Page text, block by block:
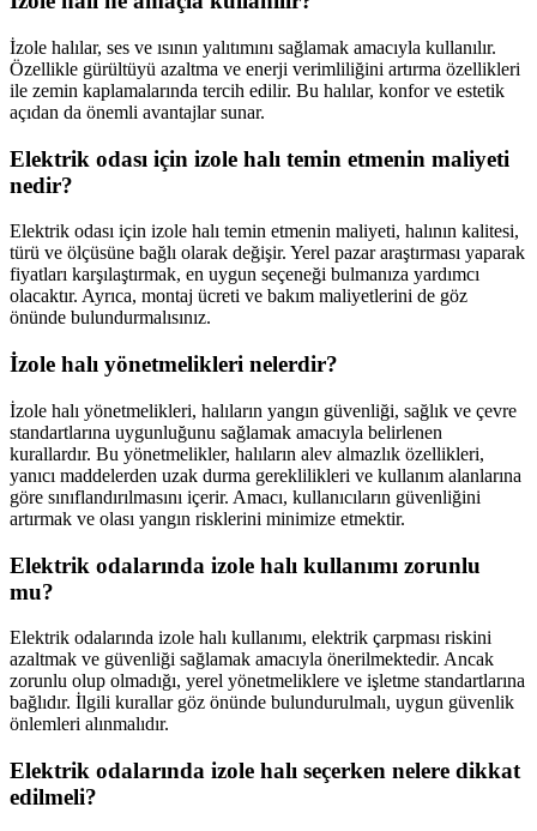
İzole halılar, ses ve ısının yalıtımını sağlamak amacıyla kullanılır.
Özellikle gürültüyü azaltma ve enerji verimliliğini artırma özellikleri
ile zemin kaplamalarında tercih edilir. Bu halılar, konfor ve estetik
açıdan da önemli avantajlar sunar.
Elektrik odası için izole halı temin etmenin maliyeti
nedir?
Elektrik odası için izole halı temin etmenin maliyeti, halının kalitesi,
türü ve ölçüsüne bağlı olarak değişir. Yerel pazar araştırması yaparak
fiyatları karşılaştırmak, en uygun seçeneği bulmanıza yardımcı
olacaktır. Ayrıca, montaj ücreti ve bakım maliyetlerini de göz
önünde bulundurmalısınız.
İzole halı yönetmelikleri nelerdir?
İzole halı yönetmelikleri, halıların yangın güvenliği, sağlık ve çevre
standartlarına uygunluğunu sağlamak amacıyla belirlenen
kurallardır. Bu yönetmelikler, halıların alev almazlık özellikleri,
yanıcı maddelerden uzak durma gereklilikleri ve kullanım alanlarına
göre sınıflandırılmasını içerir. Amacı, kullanıcıların güvenliğini
artırmak ve olası yangın risklerini minimize etmektir.
Elektrik odalarında izole halı kullanımı zorunlu
mu?
Elektrik odalarında izole halı kullanımı, elektrik çarpması riskini
azaltmak ve güvenliği sağlamak amacıyla önerilmektedir. Ancak
zorunlu olup olmadığı, yerel yönetmeliklere ve işletme standartlarına
bağlıdır. İlgili kurallar göz önünde bulundurulmalı, uygun güvenlik
önlemleri alınmalıdır.
Elektrik odalarında izole halı seçerken nelere dikkat
edilmeli?